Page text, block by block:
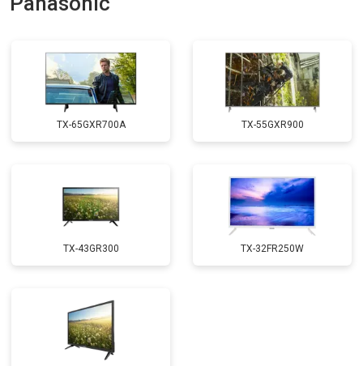
подсветки
TX-65GXR700A TX-55GXR900
TX-43GR300 TX-32FR250W